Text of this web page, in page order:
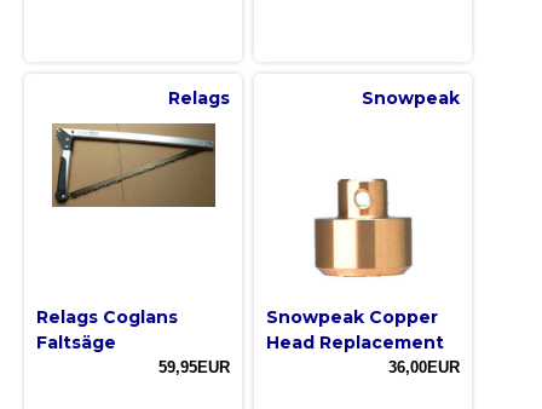
Relags
Relags Coglans
Faltsäge
59,95EUR
Snowpeak
Snowpeak Copper
Head Replacement
36,00EUR